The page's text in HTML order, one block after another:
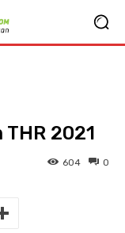
2021
0
604